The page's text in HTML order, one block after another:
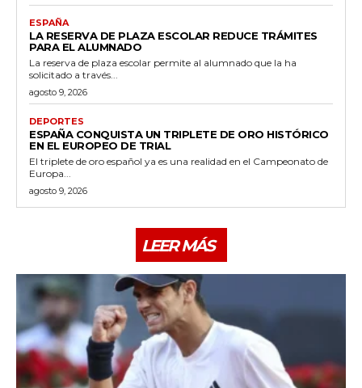
ESPAÑA
LA RESERVA DE PLAZA ESCOLAR REDUCE TRÁMITES
PARA EL ALUMNADO
La reserva de plaza escolar permite al alumnado que la ha
solicitado a través...
agosto 9, 2026
DEPORTES
ESPAÑA CONQUISTA UN TRIPLETE DE ORO HISTÓRICO
EN EL EUROPEO DE TRIAL
El triplete de oro español ya es una realidad en el Campeonato de
Europa...
agosto 9, 2026
LEER MÁS